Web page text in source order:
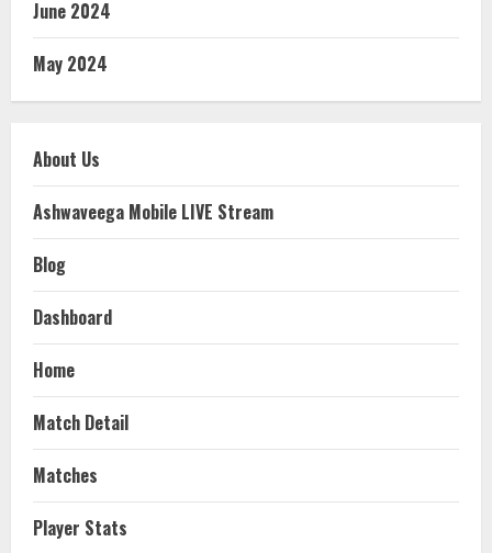
June 2024
May 2024
About Us
Ashwaveega Mobile LIVE Stream
Blog
Dashboard
Home
Match Detail
Matches
Player Stats